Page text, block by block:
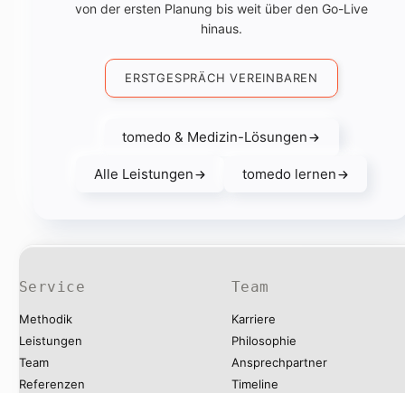
von der ersten Planung bis weit über den Go-Live
hinaus.
ERSTGESPRÄCH VEREINBAREN
tomedo & Medizin-Lösungen
Alle Leistungen tomedo lernen
Service
Methodik
Leistungen
Team
Referenzen
Team
Karriere
Philosophie
Ansprechpartner
Timeline